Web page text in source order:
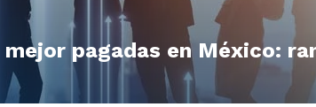
pagadas en México: